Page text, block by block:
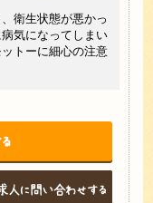
衛生状態が悪かっ
気になってしまい
トーに細心の注意
豚
だ
舎